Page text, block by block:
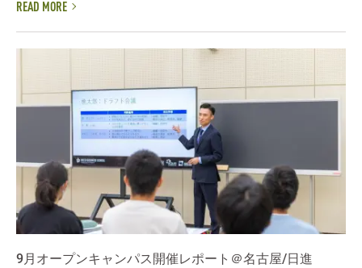
READ MORE
9月オープンキャンパス開催レポート＠名古屋/日進